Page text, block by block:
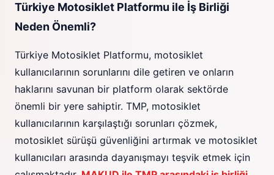
Türkiye Motosiklet Platformu ile İş Birliği
Neden Önemli?
Türkiye Motosiklet Platformu, motosiklet
kullanıcılarının sorunlarını dile getiren ve onların
haklarını savunan bir platform olarak sektörde
önemli bir yere sahiptir. TMP, motosiklet
kullanıcılarının karşılaştığı sorunları çözmek,
motosiklet sürüşü güvenliğini artırmak ve motosiklet
kullanıcıları arasında dayanışmayı teşvik etmek için